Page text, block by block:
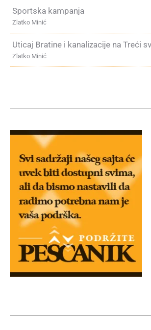
Sportska kampanja
Zlatko Minić
Uticaj Bratine i kanalizacije na Treći
Zlatko Minić